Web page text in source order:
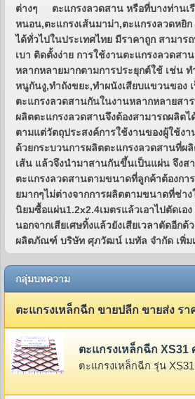
ต่างๆ ตะแกรงลวดสาน หรือที่บางท่านเรี
หนอน,ตะแกรงเส้นมาม่า,ตะแกรงลวดหยิก
ได้ทั่วไปในประเทศไทย มีราคาถูก สามา
เบา ติดตั้งง่าย การใช้งานตะแกรงลวดสา
หลากหลายมากตามการประยุกต์ใช้ เช่น
หนูกันงู,ทำถังขยะ,ทำผนังเสียบแขวนของ
ตะแกรงลวดสานกันในงานหลากหลายสา
ผลิตตะแกรงลวดสานจึงต้องสามารถผลิต
ตามแต่วัตถุประสงค์การใช้งานของผู้ใช้ง
ด้วยกระบวนการผลิตตะแกรงลวดสานที่ผ
เส้น แล้วจึงนำมาสานกันขึ้นเป็นแผ่น จึงส
ตะแกรงลวดสานตามขนาดที่ลูกค้าต้องกา
ยมากๆไม่ต่างจากการผลิตตามขนาดที่ช่า
นิยมซื้อแผ่น1.2x2.4เมตรแล้วเอาไปตัดเอ
นอกจากเสียเศษทิ้งแล้วยังเสียเวลาตัดอีก
ผลิตภัณฑ์ บริษัท ศุภวัฒน์ เมทัล จำกัด เพิ่ม
กลุ่มบทความ
ตะแกรงเหล็กฉีก ขายปลีก ขายส่ง รา
ตะแกรงเหล็กฉีก XS31 ศุภวัฒน์